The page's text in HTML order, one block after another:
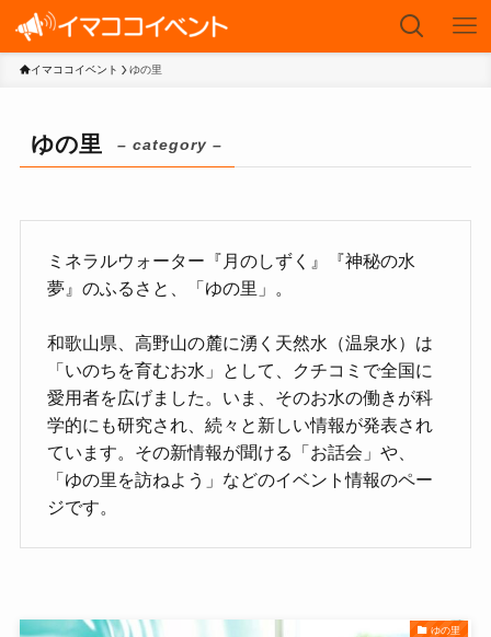
イマココイベント ゆの里
ゆの里 – category –
ミネラルウォーター『月のしずく』『神秘の水
夢』のふるさと、「ゆの里」。
和歌山県、高野山の麓に湧く天然水（温泉水）は
「いのちを育むお水」として、クチコミで全国に
愛用者を広げました。いま、そのお水の働きが科
学的にも研究され、続々と新しい情報が発表され
ています。その新情報が聞ける「お話会」や、
「ゆの里を訪ねよう」などのイベント情報のペー
ジです。
ゆの里